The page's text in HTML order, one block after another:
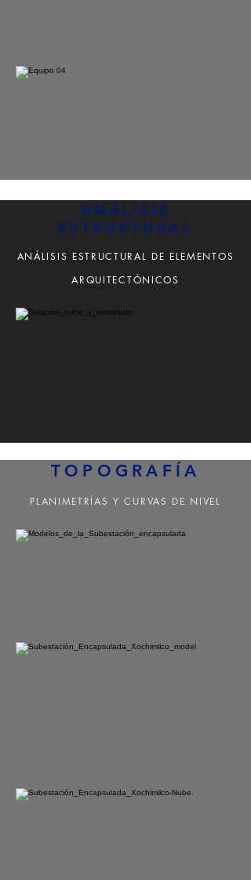
ANÁLISIS
ESTRUCTURAL
ANÁLISIS ESTRUCTURAL DE ELEMENTOS
ARQUITECTÓNICOS
TOPOGRAFÍA
PLANIMETRÍAS Y CURVAS DE NIVEL